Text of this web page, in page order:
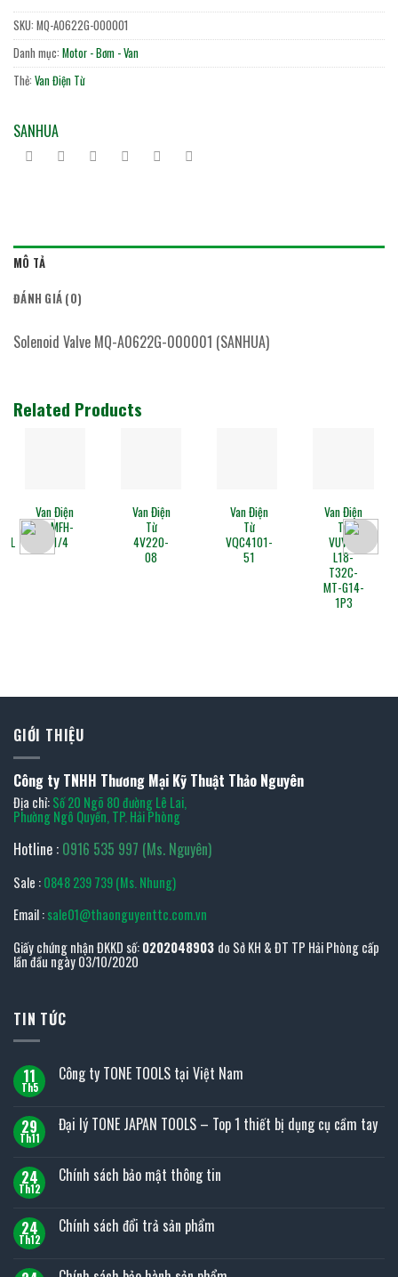
SKU: MQ-A0622G-000001
Danh mục: Motor - Bơm - Van
Thẻ: Van Điện Từ
SANHUA
MÔ TẢ
ĐÁNH GIÁ (0)
Solenoid Valve MQ-A0622G-000001 (SANHUA)
Related Products
Van Điện
Từ MFH-
5-1/4
Van Điện
Từ
4V220-
08
Van Điện
Từ
VQC4101-
51
Van Điện
Từ
VUVG-
L18-
T32C-
MT-G14-
1P3
GIỚI THIỆU
Công ty TNHH Thương Mại Kỹ Thuật Thảo Nguyên
Địa chỉ:Số 20 Ngõ 80 đường Lê Lai,
Phường Ngô Quyền, TP. Hải Phòng
Hotline : 0916 535 997 (Ms. Nguyên)
Sale :0848 239 739 (Ms. Nhung)
Email :sale01@thaonguyenttc.com.vn
Giấy chứng nhận ĐKKD số:0202048903 do Sở KH & ĐT TP Hải Phòng cấp
lần đầu ngày 03/10/2020
TIN TỨC
11
Th5
Công ty TONE TOOLS tại Việt Nam
bình
luận
TONE
TOOLS
Nam
29
Th11
Đại lý TONE JAPAN TOOLS – Top 1 thiết bị dụng cụ cầm tay
bình
luận
TONE
JAPAN
Top
24
Th12
Chính sách bảo mật thông tin
bình
luận
bảo
24
Th12
Chính sách đổi trả sản phẩm
bình